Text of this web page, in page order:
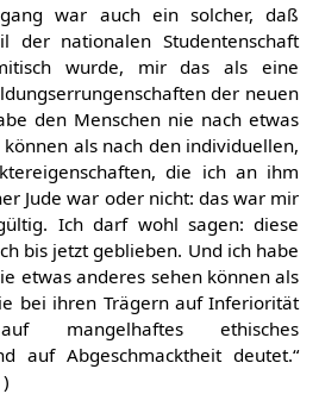
war auch ein solcher, daß
der nationalen Studentenschaft
wurde, mir das als eine
der neuen
den Menschen nie nach etwas
als nach den individuellen,
die ich an ihm
Jude war oder nicht: das war mir
Ich darf wohl sagen: diese
bis jetzt geblieben. Und ich habe
etwas anderes sehen können als
bei ihren Trägern auf Inferiorität
mangelhaftes ethisches
auf Abgeschmacktheit deutet.“
)